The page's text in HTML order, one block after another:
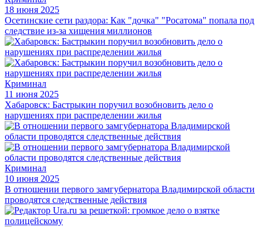
18 июня 2025
Осетинские сети раздора: Как "дочка" "Росатома" попала под
следствие из-за хищения миллионов
Криминал
11 июня 2025
Хабаровск: Бастрыкин поручил возобновить дело о
нарушениях при распределении жилья
Криминал
10 июня 2025
В отношении первого замгубернатора Владимирской области
проводятся следственные действия